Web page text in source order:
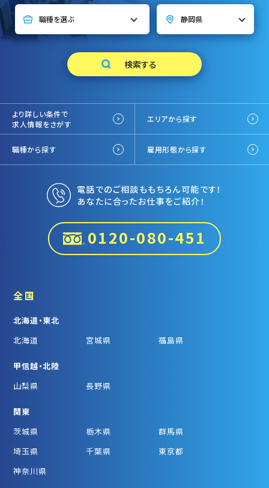
より詳しい条件で
求人情報をさがす
エリアから探す
職種から探す 雇用形態から探す
電話でのご相談ももちろん可能です！
あなたに合ったお仕事をご紹介！
0120-080-451
全国
北海道・東北
北海道
宮城県 福島県
甲信越・北陸
山梨県
長野県
関東
茨城県
栃木県
群馬県
埼玉県
千葉県
東京都
神奈川県